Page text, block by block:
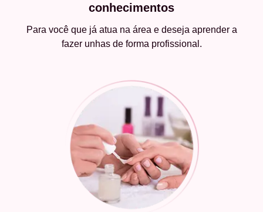
conhecimentos
Para você que já atua na área e deseja aprender a
fazer unhas de forma profissional.